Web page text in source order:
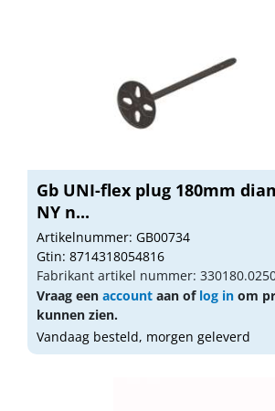
Gb UNI-flex plug 180mm
NY n...
Artikelnummer: GB00734
Gtin: 8714318054816
Fabrikant artikel nummer:
Vraag een account aan of log in om
kunnen zien.
Vandaag besteld, morgen geleverd